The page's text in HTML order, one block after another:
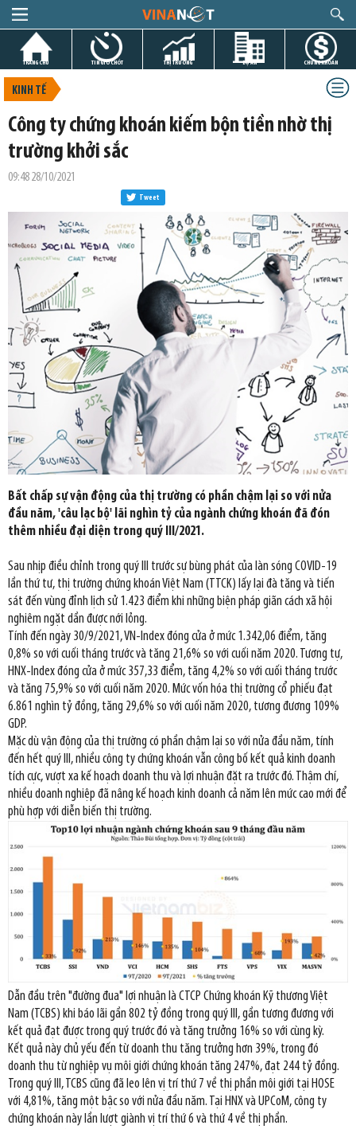
TRANG CHỦ TIN GIỜ CHÓT THỊ TRƯỜNG DỰ ÁN CHỨNG KHOÁN
KINH TẾ
Công ty chứng khoán kiếm bộn tiền nhờ thị
trường khởi sắc
09:48 28/10/2021
Tweet
Bất chấp sự vận động của thị trường có phần chậm lại so với nửa
đầu năm, 'câu lạc bộ' lãi nghìn tỷ của ngành chứng khoán đã đón
thêm nhiều đại diện trong quý III/2021.
Sau nhịp điều chỉnh trong quý III trước sự bùng phát của làn sóng COVID-19
lần thứ tư, thị trường chứng khoán Việt Nam (TTCK) lấy lại đà tăng và tiến
sát đến vùng đỉnh lịch sử 1.423 điểm khi những biện pháp giãn cách xã hội
nghiêm ngặt dần được nới lỏng.
Tính đến ngày 30/9/2021, VN-Index đóng cửa ở mức 1.342,06 điểm, tăng
0,8% so với cuối tháng trước và tăng 21,6% so với cuối năm 2020. Tương tự,
HNX-Index đóng cửa ở mức 357,33 điểm, tăng 4,2% so với cuối tháng trước
và tăng 75,9% so với cuối năm 2020. Mức vốn hóa thị trường cổ phiếu đạt
6.861 nghìn tỷ đồng, tăng 29,6% so với cuối năm 2020, tương đương 109%
GDP.
Mặc dù vận động của thị trường có phần chậm lại so với nửa đầu năm, tính
đến hết quý III, nhiều công ty chứng khoán vẫn công bố kết quả kinh doanh
tích cực, vượt xa kế hoạch doanh thu và lợi nhuận đặt ra trước đó. Thậm chí,
nhiều doanh nghiệp đã nâng kế hoạch kinh doanh cả năm lên mức cao mới để
phù hợp với diễn biến thị trường.
Dẫn đầu trên "đường đua" lợi nhuận là CTCP Chứng khoán Kỹ thương Việt
Nam (TCBS) khi báo lãi gần 802 tỷ đồng trong quý III, gần tương đương với
kết quả đạt được trong quý trước đó và tăng trưởng 16% so với cùng kỳ.
Kết quả này chủ yếu đến từ doanh thu tăng trưởng hơn 39%, trong đó
doanh thu từ nghiệp vụ môi giới chứng khoán tăng 247%, đạt 244 tỷ đồng.
Trong quý III, TCBS cũng đã leo lên vị trí thứ 7 về thị phần môi giới tại HOSE
với 4,81%, tăng một bậc so với nửa đầu năm. Tại HNX và UPCoM, công ty
chứng khoán này lần lượt giành vị trí thứ 6 và thứ 4 về thị phần.